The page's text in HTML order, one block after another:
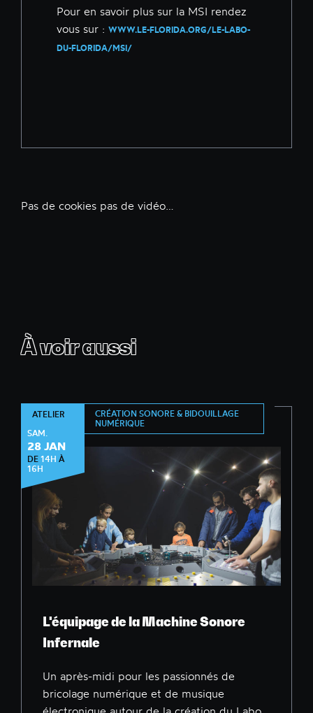
Pour en savoir plus sur la MSI rendez
vous sur : WWW.LE-FLORIDA.ORG/LE-LABO-
DU-FLORIDA/MSI/
Pas de cookies pas de vidéo…
À voir aussi
ATELIER
SAM.
28 JAN
DE 14H À
16H
CRÉATION SONORE & BIDOUILLAGE
NUMÉRIQUE
L'équipage de la Machine Sonore
Infernale
Un après-midi pour les passionnés de
bricolage numérique et de musique